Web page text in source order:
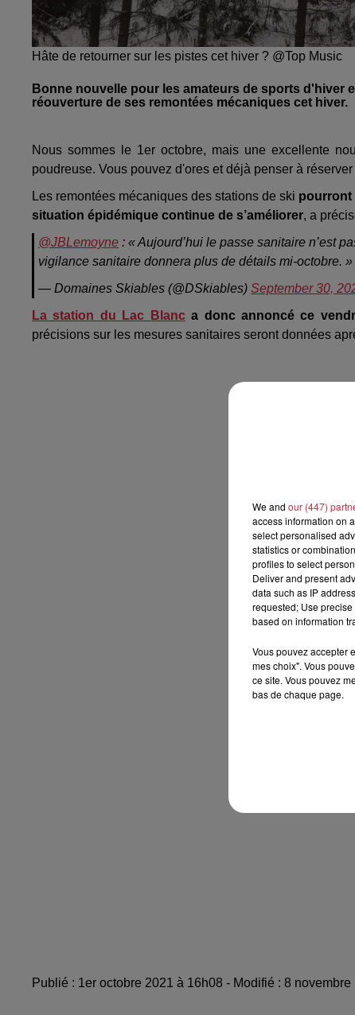
Hâte de retourner sur les pistes cet hiver ? @Top Music
Bonne nouvelle pour les amateurs de sports d'hiver
réouverture de ses remontées mécaniques cet hiver.
Nous sommes le 1er octobre, mais une excellente
poudreuse. Vous pouvez d'ores et déjà penser à
Les remontées mécaniques des stations de ski pourront
situation épidémique continue de s’améliorer, a
@JBLemoyne : « Aujourd’hui le passe sanitaire n’est
vigilance sanitaire donnera plus de détails mi-octobre. »
— Domaines Skiables (@DSkiables) September 30,
La station du Lac Blanca donc annoncé ce
précisions sur les mesures sanitaires seront données
Publié : 1er octobre 2021 à 16h08 - Modifié : 8
We and our (447)
access information on
select personalised
statistics or
profiles to select
Deliver and present
data such as IP
requested; Use
based on information
Vous pouvez accepter
mes choix". Vous
ce site. Vous pouvez
bas de chaque page.